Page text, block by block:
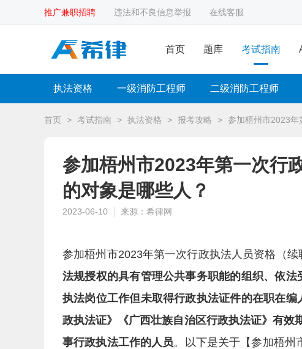
推广兼职招聘 违法和不良信息举报 在线客服
首页 题库 考试指南
执法资格 一级消防工程师 二级消防工程师
首页 > 考试指南 > 执法资格 > 报考攻略 > 参加梧州市2023年
参加梧州市2023年第一次行
的对象是哪些人？
2023-06-10 来源：希律网
参加梧州市2023年第一次行政执法人员资格（
法规授权的具有管理公共事务职能的组织、依
执法岗位工作但未取得行政执法证件的在职在
政执法证》《广西壮族自治区行政执法证》有
事行政执法工作的人员。以下是关于【参加梧州